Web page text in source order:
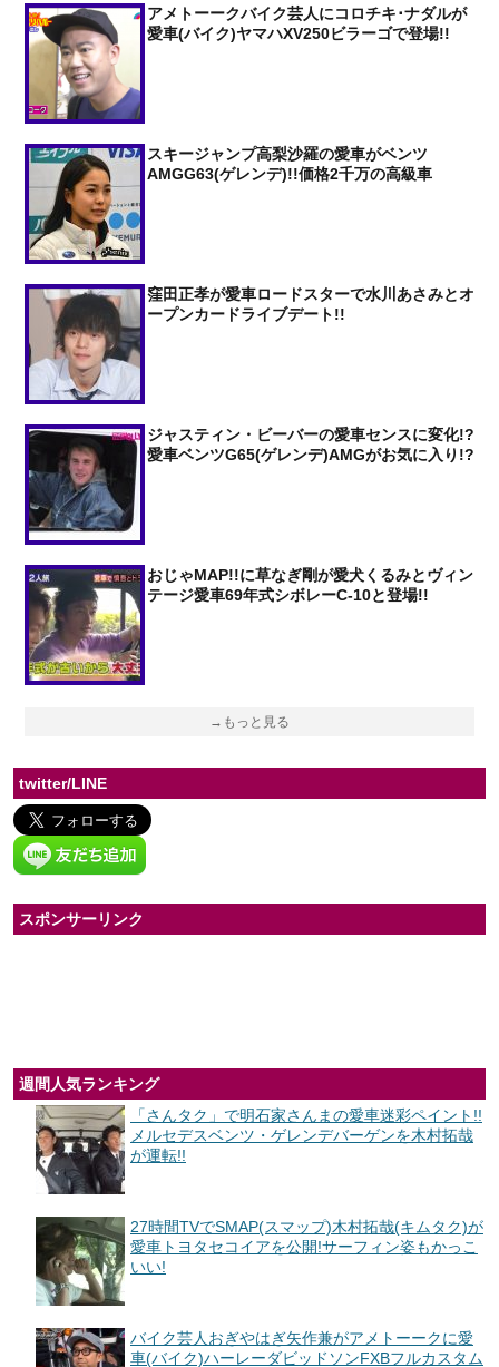
アメトーークバイク芸人にコロチキ･ナダルが
愛車(バイク)ヤマハXV250ビラーゴで登場!!
スキージャンプ高梨沙羅の愛車がベンツ
AMGG63(ゲレンデ)!!価格2千万の高級車
窪田正孝が愛車ロードスターで水川あさみとオ
ープンカードライブデート!!
ジャスティン・ビーバーの愛車センスに変化!?
愛車ベンツG65(ゲレンデ)AMGがお気に入り!?
おじゃMAP!!に草なぎ剛が愛犬くるみとヴィン
テージ愛車69年式シボレーC-10と登場!!
→もっと見る
twitter/LINE
スポンサーリンク
週間人気ランキング
「さんタク」で明石家さんまの愛車迷彩ペイント!!
メルセデスベンツ・ゲレンデバーゲンを木村拓哉
が運転!!
27時間TVでSMAP(スマップ)木村拓哉(キムタク)が
愛車トヨタセコイアを公開!サーフィン姿もかっこ
いい!
バイク芸人おぎやはぎ矢作兼がアメトーークに愛
車(バイク)ハーレーダビッドソンFXBフルカスタム